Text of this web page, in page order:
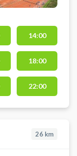
14:00
18:00
22:00
26 km